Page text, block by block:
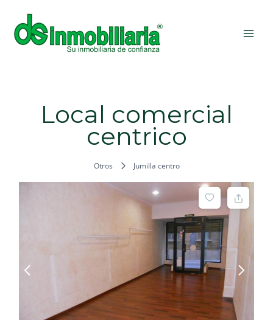
contenido
Local comercial
centrico
Otros Jumilla centro